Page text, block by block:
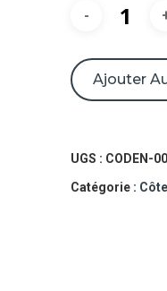
de
Charmes
Grand
Cru
Ajouter
UGS : CODEN-
Catégorie :